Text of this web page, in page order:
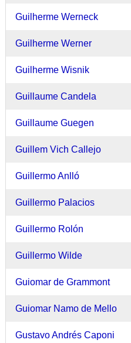
Guilherme Werneck
Guilherme Werner
Guilherme Wisnik
Guillaume Candela
Guillaume Guegen
Guillem Vich Callejo
Guillermo Anlló
Guillermo Palacios
Guillermo Rolón
Guillermo Wilde
Guiomar de Grammont
Guiomar Namo de Mello
Gustavo Andrés Caponi